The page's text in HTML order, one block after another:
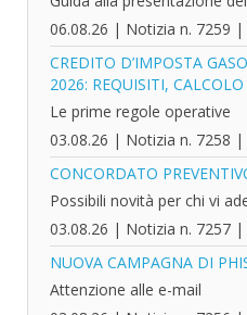
06.08.26 | Notizia n. 7259 |
CREDITO D’IMPOSTA
2026: REQUISITI,
Le prime regole operative
03.08.26 | Notizia n. 7258 |
CONCORDATO
Possibili novità per chi vi
03.08.26 | Notizia n. 7257 |
NUOVA CAMPAGNA DI
Attenzione alle e-mail